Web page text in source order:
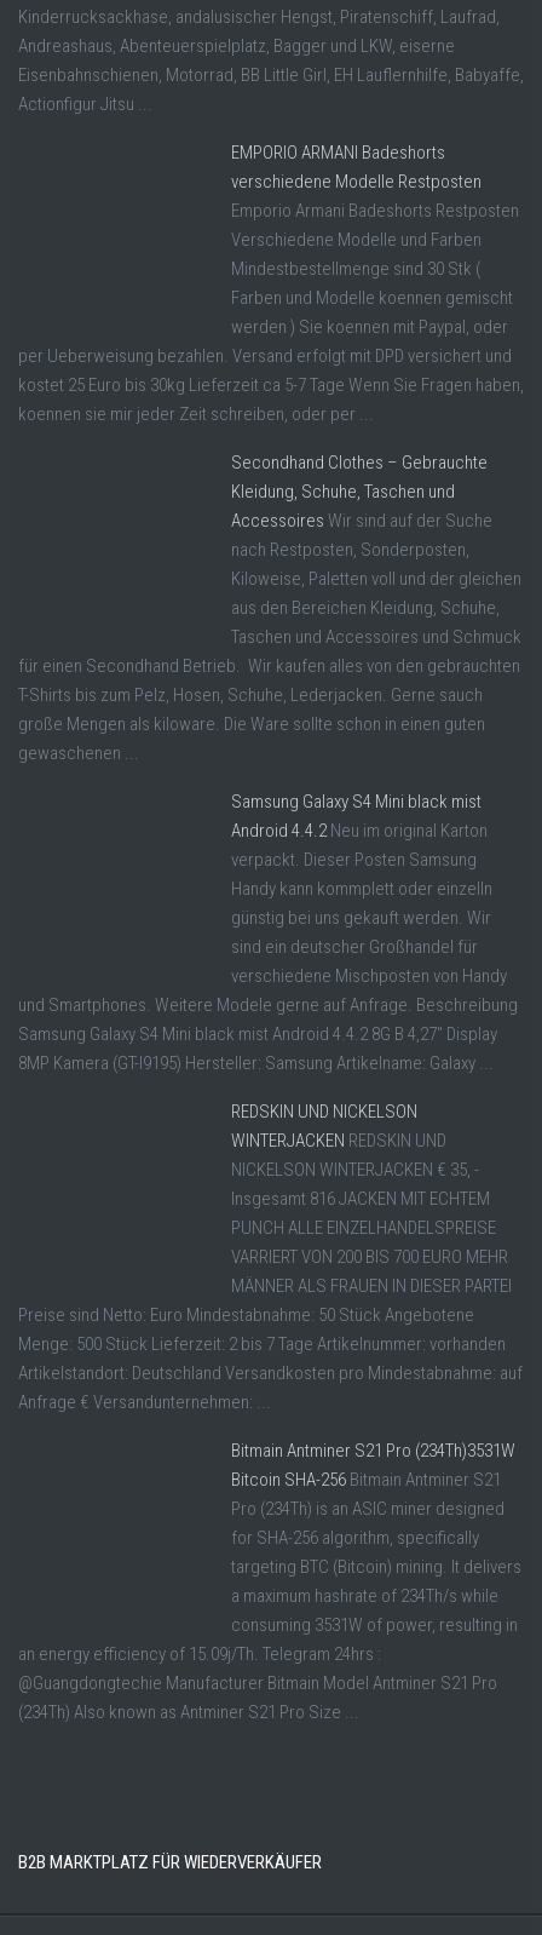
Kinderrucksackhase, andalusischer Hengst, Piratenschiff, Laufrad,
Andreashaus, Abenteuerspielplatz, Bagger und LKW, eiserne
Eisenbahnschienen, Motorrad, BB Little Girl, EH Lauflernhilfe, Babyaffe,
Actionfigur Jitsu ...
EMPORIO ARMANI Badeshorts
verschiedene Modelle Restposten
Emporio Armani Badeshorts Restposten
Verschiedene Modelle und Farben
Mindestbestellmenge sind 30 Stk (
Farben und Modelle koennen gemischt
werden ) Sie koennen mit Paypal, oder
per Ueberweisung bezahlen. Versand erfolgt mit DPD versichert und
kostet 25 Euro bis 30kg Lieferzeit ca 5-7 Tage Wenn Sie Fragen haben,
koennen sie mir jeder Zeit schreiben, oder per ...
Secondhand Clothes – Gebrauchte
Kleidung, Schuhe, Taschen und
Accessoires Wir sind auf der Suche
nach Restposten, Sonderposten,
Kiloweise, Paletten voll und der gleichen
aus den Bereichen Kleidung, Schuhe,
Taschen und Accessoires und Schmuck
für einen Secondhand Betrieb. Wir kaufen alles von den gebrauchten
T-Shirts bis zum Pelz, Hosen, Schuhe, Lederjacken. Gerne sauch
große Mengen als kiloware. Die Ware sollte schon in einen guten
gewaschenen ...
Samsung Galaxy S4 Mini black mist
Android 4.4.2 Neu im original Karton
verpackt. Dieser Posten Samsung
Handy kann kommplett oder einzelln
günstig bei uns gekauft werden. Wir
sind ein deutscher Großhandel für
verschiedene Mischposten von Handy
und Smartphones. Weitere Modele gerne auf Anfrage. Beschreibung
Samsung Galaxy S4 Mini black mist Android 4.4.2 8G B 4,27" Display
8MP Kamera (GT-I9195) Hersteller: Samsung Artikelname: Galaxy ...
REDSKIN UND NICKELSON
WINTERJACKEN REDSKIN UND
NICKELSON WINTERJACKEN € 35, -
Insgesamt 816 JACKEN MIT ECHTEM
PUNCH ALLE EINZELHANDELSPREISE
VARRIERT VON 200 BIS 700 EURO MEHR
MÄNNER ALS FRAUEN IN DIESER PARTEI
Preise sind Netto: Euro Mindestabnahme: 50 Stück Angebotene
Menge: 500 Stück Lieferzeit: 2 bis 7 Tage Artikelnummer: vorhanden
Artikelstandort: Deutschland Versandkosten pro Mindestabnahme: auf
Anfrage € Versandunternehmen: ...
Bitmain Antminer S21 Pro (234Th)3531W
Bitcoin SHA-256 Bitmain Antminer S21
Pro (234Th) is an ASIC miner designed
for SHA-256 algorithm, specifically
targeting BTC (Bitcoin) mining. It delivers
a maximum hashrate of 234Th/s while
consuming 3531W of power, resulting in
an energy efficiency of 15.09j/Th. Telegram 24hrs :
@Guangdongtechie Manufacturer Bitmain Model Antminer S21 Pro
(234Th) Also known as Antminer S21 Pro Size ...
B2B MARKTPLATZ FÜR WIEDERVERKÄUFER